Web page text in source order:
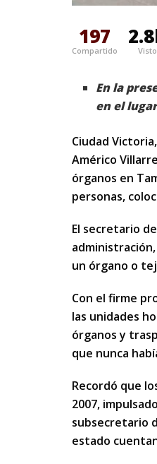
197
Compartido Visto
En la
en el
Ciudad
Américo
órganos en
personas,
El secretario
un órgano o
Con el firme
las unidades
órganos y
que nunca
Recordó que
2007,
subsecretario
estado